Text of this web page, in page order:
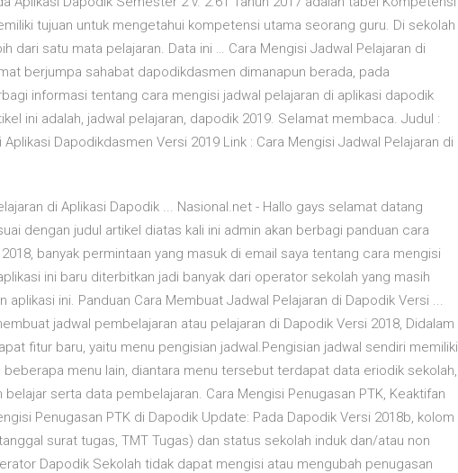
tujuan untuk mengetahui kompetensi utama seorang guru. Di sekolah
dari satu mata pelajaran. Data ini … Cara Mengisi Jadwal Pelajaran di
berjumpa sahabat dapodikdasmen dimanapun berada, pada
informasi tentang cara mengisi jadwal pelajaran di aplikasi dapodik
ini adalah, jadwal pelajaran, dapodik 2019. Selamat membaca. Judul :
Dapodikdasmen Versi 2019 Link : Cara Mengisi Jadwal Pelajaran di
di Aplikasi Dapodik ... Nasional.net - Hallo gays selamat datang
dengan judul artikel diatas kali ini admin akan berbagi panduan cara
banyak permintaan yang masuk di email saya tentang cara mengisi
ini baru diterbitkan jadi banyak dari operator sekolah yang masih
aplikasi ini. Panduan Cara Membuat Jadwal Pelajaran di Dapodik Versi ...
jadwal pembelajaran atau pelajaran di Dapodik Versi 2018, Didalam
fitur baru, yaitu menu pengisian jadwal.Pengisian jadwal sendiri memiliki
menu lain, diantara menu tersebut terdapat data eriodik sekolah,
serta data pembelajaran. Cara Mengisi Penugasan PTK, Keaktifan
Penugasan PTK di Dapodik Update: Pada Dapodik Versi 2018b, kolom
surat tugas, TMT Tugas) dan status sekolah induk dan/atau non
Dapodik Sekolah tidak dapat mengisi atau mengubah penugasan